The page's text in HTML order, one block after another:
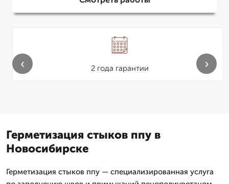
2 года гарантии
‹ ›
Герметизация стыков ппу в
Новосибирске
Герметизация стыков ппу — специализированная услуга